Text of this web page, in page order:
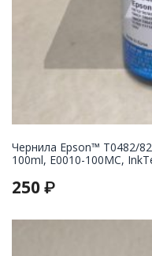
Чернила Epson™ T0482/
100ml, E0010-100MC,
250 ₽